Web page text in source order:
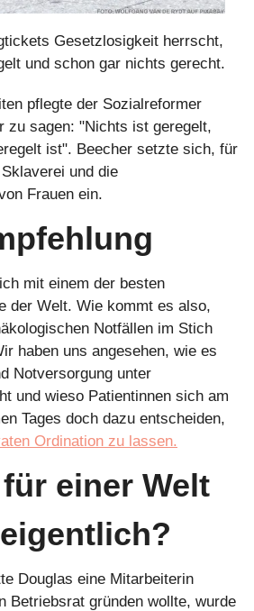
Gesetzlosigkeit herrscht,
und schon gar nichts gerecht.
pflegte der Sozialreformer
zu sagen: "Nichts ist geregelt,
ist". Beecher setzte sich, für
und die
Frauen ein.
mit einem der besten
der Welt. Wie kommt es also,
Notfällen im Stich
haben uns angesehen, wie es
Notversorgung unter
und wieso Patientinnen sich am
Ordination zu lassen.
einer Welt
Douglas eine Mitarbeiterin
Betriebsrat gründen wollte, wurde